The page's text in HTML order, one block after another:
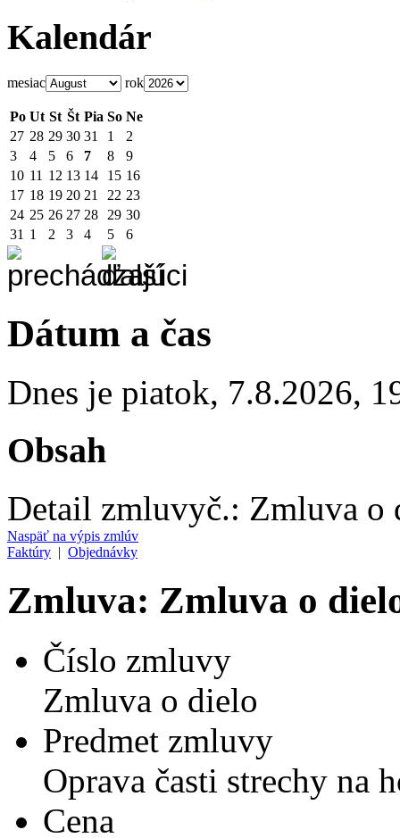
Kalendár
mesiac rok
Po Ut St Št Pia So Ne
27 28 29 30 31 1
2
3
4 5 6 7 8
9
10 11 12 13 14 15 16
17 18 19 20 21 22 23
24 25 26 27 28 29 30
31 1 2 3 4 5 6
Dátum a čas
Dnes je piatok, 7.8.2026,
Obsah
Detail zmluvyč.: Zmluva o
Naspäť na výpis zmlúv
Faktúry | Objednávky
Zmluva: Zmluva o
Číslo zmluvy
Zmluva o dielo
Predmet zmluvy
Oprava časti strechy na
Cena